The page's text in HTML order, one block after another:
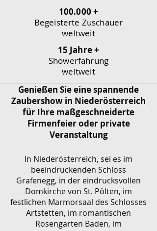
100.000 +
Begeisterte Zuschauer
weltweit
15 Jahre +
Showerfahrung
weltweit
Genießen Sie eine spannende
Zaubershow in Niederösterreich
für Ihre maßgeschneiderte
Firmenfeier oder private
Veranstaltung
In Niederösterreich, sei es im
beeindruckenden Schloss
Grafenegg, in der eindrucksvollen
Domkirche von St. Pölten, im
festlichen Marmorsaal des Schlosses
Artstetten, im romantischen
Rosengarten Baden, im